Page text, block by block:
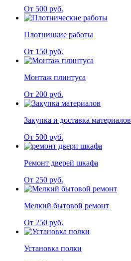
От 500 руб.
Плотницкие работы
От 150 руб.
Монтаж плинтуса
От 200 руб.
Закупка и доставка материалов
От 500 руб.
Ремонт дверей шкафа
От 250 руб.
Мелкий бытовой ремонт
От 250 руб.
Установка полки